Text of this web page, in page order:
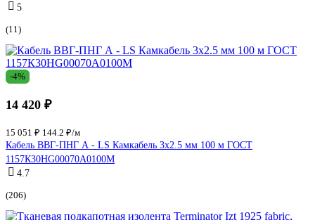
5
(11)
-4%
14 420 ₽
15 051 ₽ 144.2 ₽/м
Кабель ВВГ-ПНГ А - LS Камкабель 3x2.5 мм 100 м ГОСТ
1157К30HG00070А0100М
4.7
(206)